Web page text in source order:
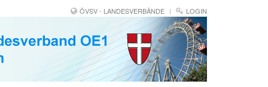
ÖVSV - LANDESVERBÄNDE LOGIN